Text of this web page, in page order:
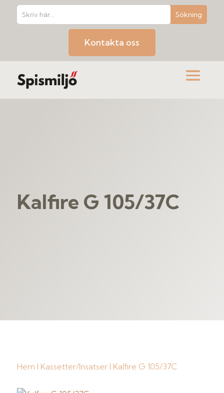
Kontakta oss
Kalfire G 105/37C
Hem I Kassetter/InsatserI Kalfire G 105/37C